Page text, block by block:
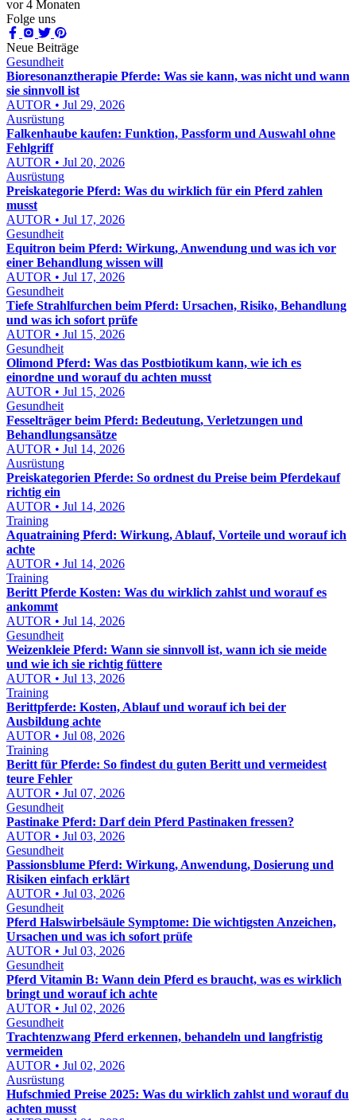
vor 4 Monaten
Folge uns
Neue Beiträge
Gesundheit
Bioresonanztherapie Pferde: Was sie kann, was nicht und wann
sie sinnvoll ist
AUTOR • Jul 29, 2026
Ausrüstung
Falkenhaube kaufen: Funktion, Passform und Auswahl ohne
Fehlgriff
AUTOR • Jul 20, 2026
Ausrüstung
Preiskategorie Pferd: Was du wirklich für ein Pferd zahlen
musst
AUTOR • Jul 17, 2026
Gesundheit
Equitron beim Pferd: Wirkung, Anwendung und was ich vor
einer Behandlung wissen will
AUTOR • Jul 17, 2026
Gesundheit
Tiefe Strahlfurchen beim Pferd: Ursachen, Risiko, Behandlung
und was ich sofort prüfe
AUTOR • Jul 15, 2026
Gesundheit
Olimond Pferd: Was das Postbiotikum kann, wie ich es
einordne und worauf du achten musst
AUTOR • Jul 15, 2026
Gesundheit
Fesselträger beim Pferd: Bedeutung, Verletzungen und
Behandlungsansätze
AUTOR • Jul 14, 2026
Ausrüstung
Preiskategorien Pferde: So ordnest du Preise beim Pferdekauf
richtig ein
AUTOR • Jul 14, 2026
Training
Aquatraining Pferd: Wirkung, Ablauf, Vorteile und worauf ich
achte
AUTOR • Jul 14, 2026
Training
Beritt Pferde Kosten: Was du wirklich zahlst und worauf es
ankommt
AUTOR • Jul 14, 2026
Gesundheit
Weizenkleie Pferd: Wann sie sinnvoll ist, wann ich sie meide
und wie ich sie richtig füttere
AUTOR • Jul 13, 2026
Training
Berittpferde: Kosten, Ablauf und worauf ich bei der
Ausbildung achte
AUTOR • Jul 08, 2026
Training
Beritt für Pferde: So findest du guten Beritt und vermeidest
teure Fehler
AUTOR • Jul 07, 2026
Gesundheit
Pastinake Pferd: Darf dein Pferd Pastinaken fressen?
AUTOR • Jul 03, 2026
Gesundheit
Passionsblume Pferd: Wirkung, Anwendung, Dosierung und
Risiken einfach erklärt
AUTOR • Jul 03, 2026
Gesundheit
Pferd Halswirbelsäule Symptome: Die wichtigsten Anzeichen,
Ursachen und was ich sofort prüfe
AUTOR • Jul 03, 2026
Gesundheit
Pferd Vitamin B: Wann dein Pferd es braucht, was es wirklich
bringt und worauf ich achte
AUTOR • Jul 02, 2026
Gesundheit
Trachtenzwang Pferd erkennen, behandeln und langfristig
vermeiden
AUTOR • Jul 02, 2026
Ausrüstung
Hufschmied Preise 2025: Was du wirklich zahlst und worauf du
achten musst